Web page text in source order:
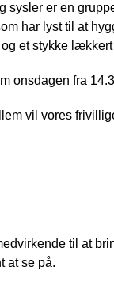
sysler er en
har lyst til at
og et stykke
onsdagen fra
vil vores
til at
at se på.